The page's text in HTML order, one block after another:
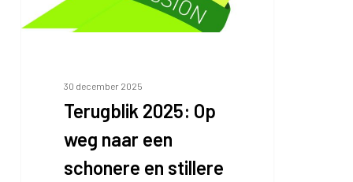
schonere
en
30 december 2025
Terugblik 2025: Op
weg naar een
schonere en stillere